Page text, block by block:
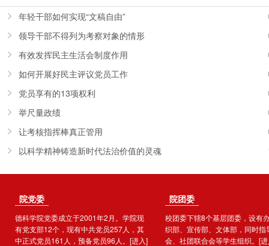
年轻干部如何实现“文稿自由”
领导干部不得列为考察对象的情形
有效发挥民主生活会制度作用
如何开展好民主评议党员工作
党员享有的13项权利‌
举尺量政绩
让考核指挥棒真正管用
以科学精神铸造新时代法治价值的灵魂
院党委
德科学院党委成立于2001年2月。学院现
有党支部12个，现有中共党员257人，其
中正式党员161人，预备党员96人。 [进入]
院团委
校团委下辖8个基层团委，设有
织部、宣传部、文体部，同时指
会、社团联合会等学生组织。 [